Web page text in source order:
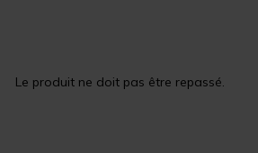
Le produit ne doit pas être repassé.